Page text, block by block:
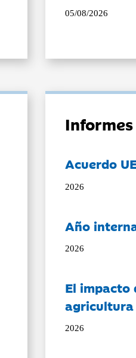
05/08/2026
Acuerdo
2026
Año
2026
El
2026